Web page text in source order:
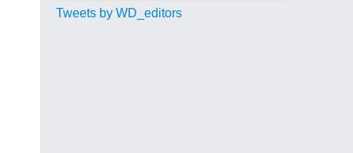
Tweets by WD_editors